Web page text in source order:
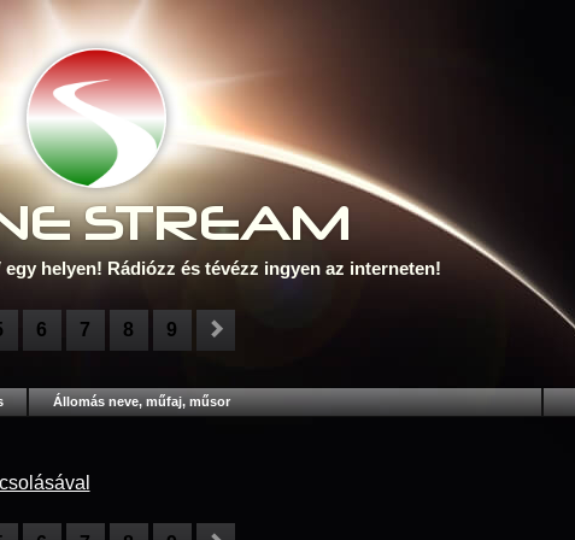
STREAM
helyen! Rádiózz és tévézz ingyen az interneten!
6 7 8 9
Állomás neve, műfaj, műsor